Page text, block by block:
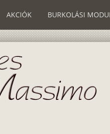
AKCIÓK BURKOLÁSI